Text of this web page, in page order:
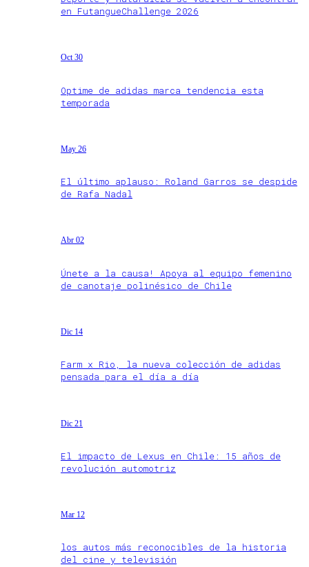
en FutangueChallenge 2026
Oct 30
Optime de adidas marca tendencia esta
temporada
May 26
El último aplauso: Roland Garros se despide
de Rafa Nadal
Abr 02
Únete a la causa! Apoya al equipo femenino
de canotaje polinésico de Chile
Dic 14
Farm x Rio, la nueva colección de adidas
pensada para el día a día
Dic 21
El impacto de Lexus en Chile: 15 años de
revolución automotriz
Mar 12
los autos más reconocibles de la historia
del cine y televisión